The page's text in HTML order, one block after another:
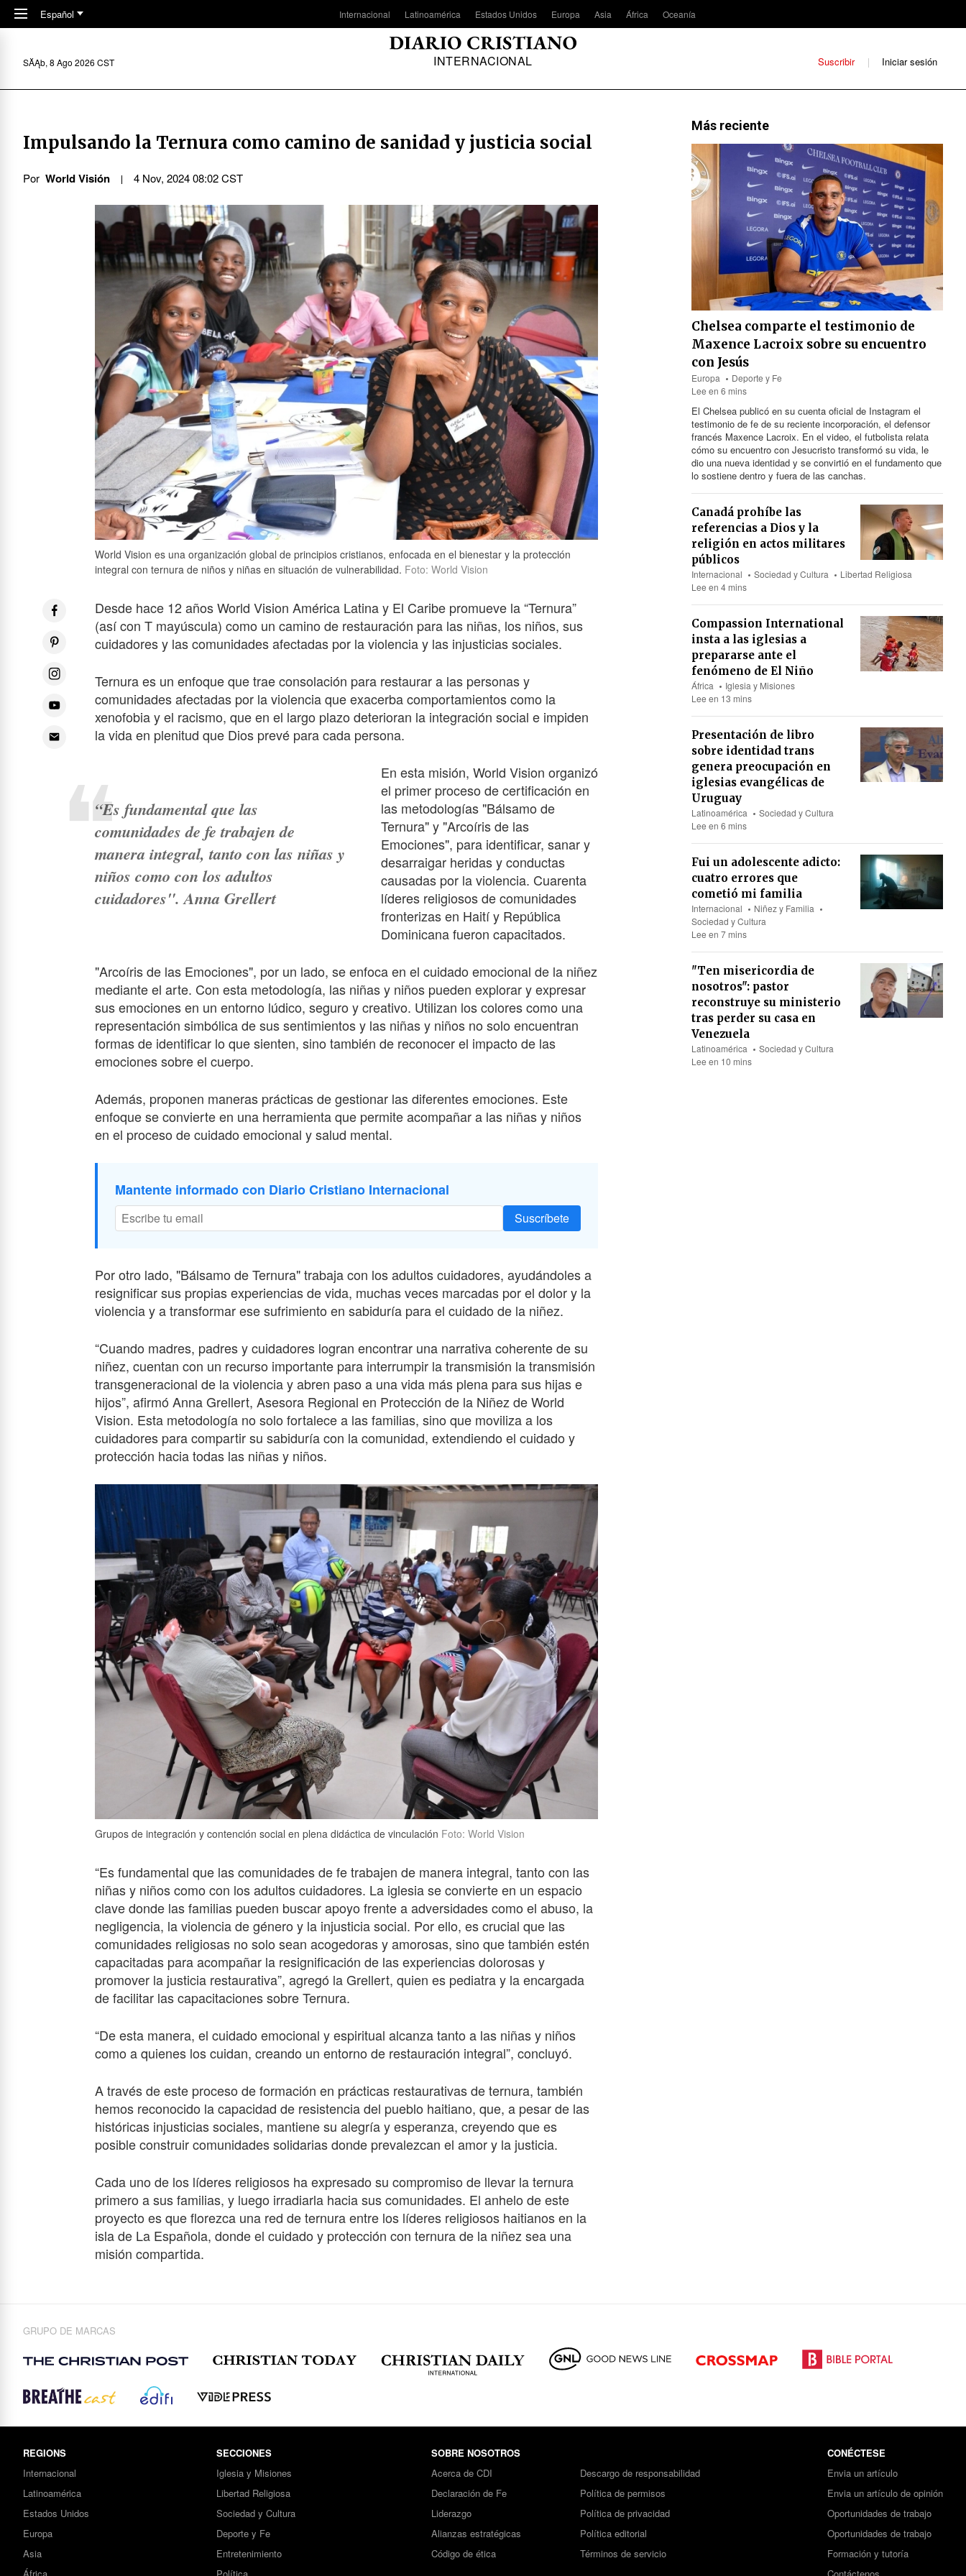
Skip to main content
Español Internacional Latinoamérica Estados Unidos Europa Asia África Oceanía
INTERNACIONAL
SĂĄb, 8 Ago 2026 CST Suscribir Iniciar sesión
Impulsando la Ternura como camino de sanidad y justicia social
Por World Visión 4 Nov, 2024 08:02 CST
World Vision es una organización global de principios cristianos, enfocada en el bienestar y la protección
integral con ternura de niños y niñas en situación de vulnerabilidad. Foto: World Vision
Desde hace 12 años World Vision América Latina y El Caribe promueve la “Ternura”
(así con T mayúscula) como un camino de restauración para las niñas, los niños, sus
cuidadores y las comunidades afectadas por la violencia y las injusticias sociales.
Ternura es un enfoque que trae consolación para restaurar a las personas y
comunidades afectadas por la violencia que exacerba comportamientos como la
xenofobia y el racismo, que en el largo plazo deterioran la integración social e impiden
la vida en plenitud que Dios prevé para cada persona.
“Es fundamental que las
comunidades de fe trabajen de
manera integral, tanto con las niñas y
niños como con los adultos
cuidadores". Anna Grellert
En esta misión, World Vision organizó
el primer proceso de certificación en
las metodologías "Bálsamo de
Ternura" y "Arcoíris de las
Emociones", para identificar, sanar y
desarraigar heridas y conductas
causadas por la violencia. Cuarenta
líderes religiosos de comunidades
fronterizas en Haití y República
Dominicana fueron capacitados.
"Arcoíris de las Emociones", por un lado, se enfoca en el cuidado emocional de la niñez
mediante el arte. Con esta metodología, las niñas y niños pueden explorar y expresar
sus emociones en un entorno lúdico, seguro y creativo. Utilizan los colores como una
representación simbólica de sus sentimientos y las niñas y niños no solo encuentran
formas de identificar lo que sienten, sino también de reconocer el impacto de las
emociones sobre el cuerpo.
Además, proponen maneras prácticas de gestionar las diferentes emociones. Este
enfoque se convierte en una herramienta que permite acompañar a las niñas y niños
en el proceso de cuidado emocional y salud mental.
Mantente informado con Diario Cristiano Internacional
Suscríbete
Por otro lado, "Bálsamo de Ternura" trabaja con los adultos cuidadores, ayudándoles a
resignificar sus propias experiencias de vida, muchas veces marcadas por el dolor y la
violencia y a transformar ese sufrimiento en sabiduría para el cuidado de la niñez.
“Cuando madres, padres y cuidadores logran encontrar una narrativa coherente de su
niñez, cuentan con un recurso importante para interrumpir la transmisión la transmisión
transgeneracional de la violencia y abren paso a una vida más plena para sus hijas e
hijos”, afirmó Anna Grellert, Asesora Regional en Protección de la Niñez de World
Vision. Esta metodología no solo fortalece a las familias, sino que moviliza a los
cuidadores para compartir su sabiduría con la comunidad, extendiendo el cuidado y
protección hacia todas las niñas y niños.
Grupos de integración y contención social en plena didáctica de vinculación Foto: World Vision
“Es fundamental que las comunidades de fe trabajen de manera integral, tanto con las
niñas y niños como con los adultos cuidadores. La iglesia se convierte en un espacio
clave donde las familias pueden buscar apoyo frente a adversidades como el abuso, la
negligencia, la violencia de género y la injusticia social. Por ello, es crucial que las
comunidades religiosas no solo sean acogedoras y amorosas, sino que también estén
capacitadas para acompañar la resignificación de las experiencias dolorosas y
promover la justicia restaurativa”, agregó la Grellert, quien es pediatra y la encargada
de facilitar las capacitaciones sobre Ternura.
“De esta manera, el cuidado emocional y espiritual alcanza tanto a las niñas y niños
como a quienes los cuidan, creando un entorno de restauración integral”, concluyó.
A través de este proceso de formación en prácticas restaurativas de ternura, también
hemos reconocido la capacidad de resistencia del pueblo haitiano, que, a pesar de las
históricas injusticias sociales, mantiene su alegría y esperanza, creyendo que es
posible construir comunidades solidarias donde prevalezcan el amor y la justicia.
Cada uno de los líderes religiosos ha expresado su compromiso de llevar la ternura
primero a sus familias, y luego irradiarla hacia sus comunidades. El anhelo de este
proyecto es que florezca una red de ternura entre los líderes religiosos haitianos en la
isla de La Española, donde el cuidado y protección con ternura de la niñez sea una
misión compartida.
Más reciente
Chelsea comparte el testimonio de
Maxence Lacroix sobre su encuentro
con Jesús
Europa
Deporte y Fe
Lee en 6 mins
El Chelsea publicó en su cuenta oficial de Instagram el
testimonio de fe de su reciente incorporación, el defensor
francés Maxence Lacroix. En el video, el futbolista relata
cómo su encuentro con Jesucristo transformó su vida, le
dio una nueva identidad y se convirtió en el fundamento que
lo sostiene dentro y fuera de las canchas.
Canadá prohíbe las
referencias a Dios y la
religión en actos militares
públicos
Internacional Sociedad y Cultura
Libertad Religiosa
Lee en 4 mins
Compassion International
insta a las iglesias a
prepararse ante el
fenómeno de El Niño
África
Iglesia y Misiones
Lee en 13 mins
Presentación de libro
sobre identidad trans
genera preocupación en
iglesias evangélicas de
Uruguay
Latinoamérica
Sociedad y Cultura
Lee en 6 mins
Fui un adolescente adicto:
cuatro errores que
cometió mi familia
Internacional
Niñez y Familia
Sociedad y Cultura
Lee en 7 mins
"Ten misericordia de
nosotros": pastor
reconstruye su ministerio
tras perder su casa en
Venezuela
Latinoamérica
Sociedad y Cultura
Lee en 10 mins
GRUPO DE MARCAS
REGIONS
Internacional
Latinoamérica
Estados Unidos
Europa
Asia
SECCIONES
Iglesia y Misiones
Libertad Religiosa
Sociedad y Cultura
Deporte y Fe
Entretenimiento
SOBRE NOSOTROS
Acerca de CDI
Declaración de Fe
Liderazgo
Alianzas estratégicas
Código de ética
Descargo de responsabilidad
Política de permisos
Política de privacidad
Política editorial
Términos de servicio
CONÉCTESE
Envia un artículo
Envia un artículo de opinión
Oportunidades de trabajo
Oportunidades de trabajo
Formación y tutoría